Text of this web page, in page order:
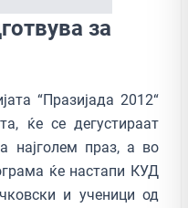
за
“Празијада 2012“
ќе се дегустираат
најголем праз, а во
ќе настапи КУД
и ученици од